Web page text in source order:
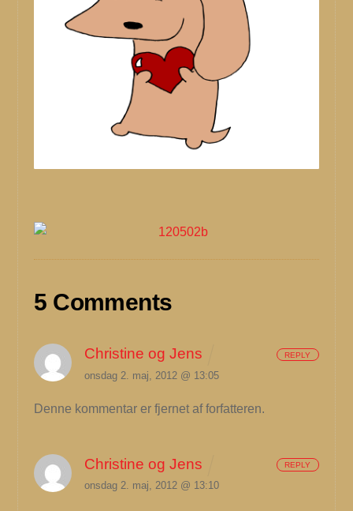
5 Comments
Christine og Jens
onsdag 2. maj, 2012 @ 13:05
Denne kommentar er fjernet af forfatteren.
REPLY
Christine og Jens
onsdag 2. maj, 2012 @ 13:10
REPLY